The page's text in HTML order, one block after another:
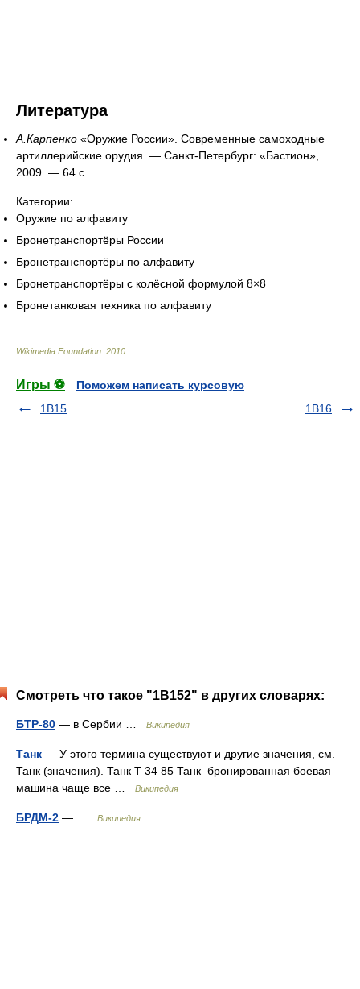
Литература
А.Карпенко «Оружие России». Современные самоходные
артиллерийские орудия. — Санкт-Петербург: «Бастион»,
2009. — 64 с.
Категории:
Оружие по алфавиту
Бронетранспортёры России
Бронетранспортёры по алфавиту
Бронетранспортёры с колёсной формулой 8×8
Бронетанковая техника по алфавиту
Wikimedia Foundation 2010
Игры ⚽
Поможем написать курсовую
1В15
1В16
Смотреть что такое "1В152" в других словарях:
БТР-80 — в Сербии … Википедия
Танк — У этого термина существуют и другие значения, см.
Танк (значения). Танк Т 34 85 Танк бронированная боевая
машина чаще все …
Википедия
БРДМ-2 — … Википедия